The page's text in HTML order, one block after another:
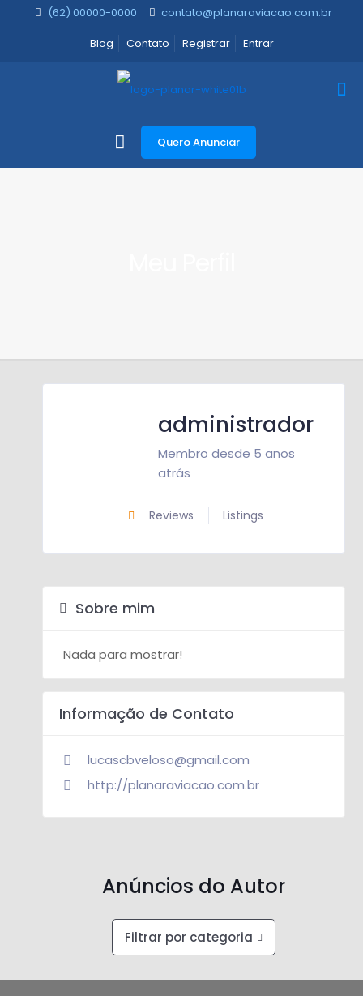
(62) 00000-0000
contato@planaraviacao.com.br
Blog
Contato Registrar Entrar
Quero Anunciar
administrador
Membro desde 5 anos
atrás
Reviews Listings
Sobre mim
Nada para mostrar!
Informação de Contato
lucascbveloso@gmail.com
http://planaraviacao.com.br
Anúncios do Autor
Filtrar por categoria